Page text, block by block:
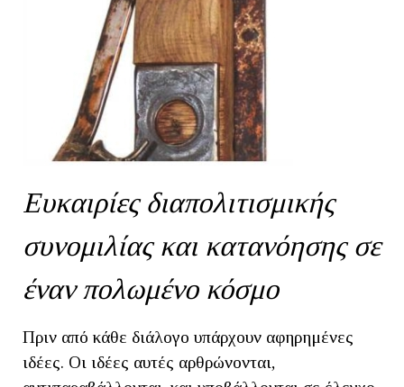
Ευκαιρίες διαπολιτισμικής
συνομιλίας και κατανόησης σε
έναν πολωμένο κόσμο
Πριν από κάθε διάλογο υπάρχουν αφηρημένες
ιδέες. Oι ιδέες αυτές αρθρώνονται,